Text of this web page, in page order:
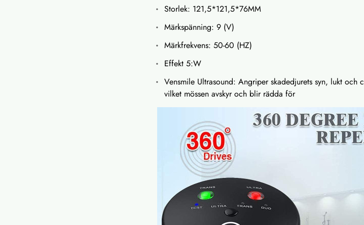
Storlek: 121,5*121,5*76MM
Märkspänning: 9 (V)
Märkfrekvens: 50-60 (HZ)
Effekt 5:W
Vensmile Ultrasound: Angriper skadedjurets syn, lukt och
vilket mössen avskyr och blir rädda för